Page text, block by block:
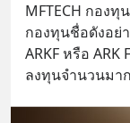
MFTECH กอง
กองทุนชื่อดังอย่
ARKF หรือ
ลงทุนจำนวนมาก